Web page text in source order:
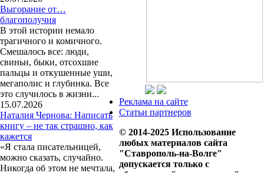
Выгорание от…
благополучия
В этой истории немало
трагичного и комичного.
Смешалось все: люди,
свиньи, быки, отсохшие
пальцы и откушенные уши,
мегаполис и глубинка. Все
это случилось в жизни...
15.07.2026
Наталия Чернова: Написать
книгу – не так страшно, как
кажется
«Я стала писательницей,
можно сказать, случайно.
Никогда об этом не мечтала,
Реклама на сайте
Статьи партнеров
© 2014-2025 Использование
любых материалов сайта
"Ставрополь-на-Волге"
допускается только с